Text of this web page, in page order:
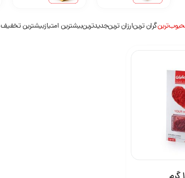
گران ترینارزان ترینجدیدترینبیشترین امتیازبیشترین تخفیف